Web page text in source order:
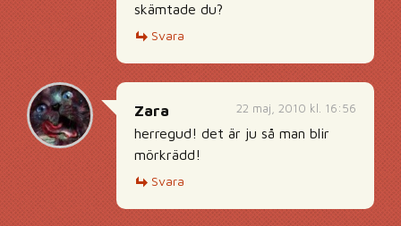
skämtade du?
Svara
22 maj, 2010 kl. 16:56
Zara
herregud! det är ju så man blir
mörkrädd!
Svara